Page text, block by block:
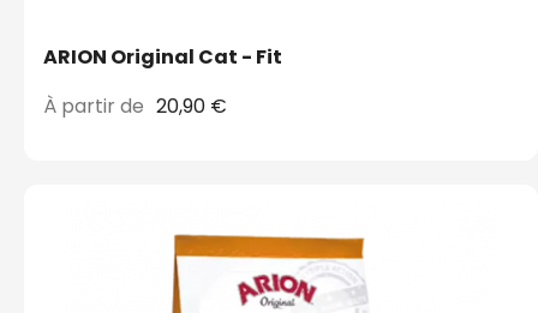
ARION Original Cat - Fit
À partir de 20,90 €